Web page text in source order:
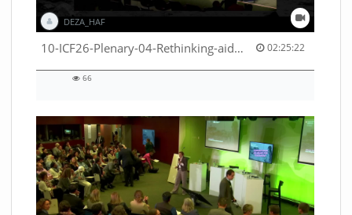
DEZA_HAF
10-ICF26-Plenary-04-Rethinking-aid-deliveries-for-greater-impact-with-existing-resources-53529531710001791 02:25:22
02:25:22 duration
66